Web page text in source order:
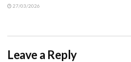
27/03/2026
Leave a Reply